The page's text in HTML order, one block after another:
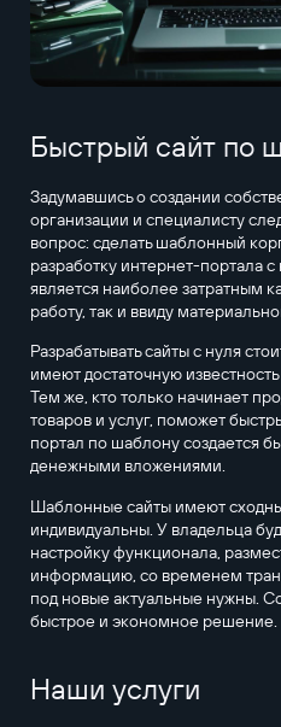
Быстрый сайт по
Задумавшись о создании
организации и специалисту
вопрос: сделать шаблонный
разработку интернет-портала
является наиболее затратным
работу, так и ввиду
Разрабатывать сайты с нуля
имеют достаточную
Тем же, кто только начинает
товаров и услуг, поможет
портал по шаблону создается
денежными вложениями.
Шаблонные сайты имеют
индивидуальны. У владельца
настройку функционала,
информацию, со временем
под новые актуальные нужны.
быстрое и экономное решение.
Наши услуги